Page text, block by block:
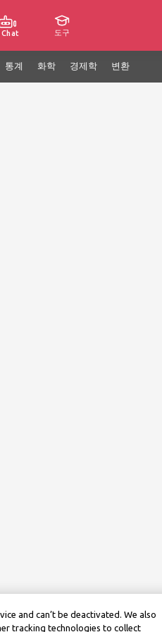
Chat 도구
통계 화학 경제학 변환
and can’t be deactivated. We also
tracking technologies to collect